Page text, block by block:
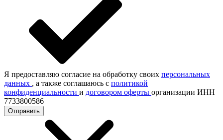
Я предоставляю согласие на обработку своих персональных
данных , а также соглашаюсь с политикой
конфиденциальности и договором оферты организации ИНН
7733800586
Отправить